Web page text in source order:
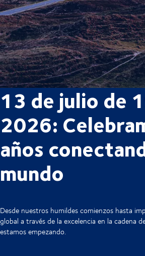
13 de julio de
2026:
años
mundo
Desde nuestros humildes comienzos hasta
global a través de la excelencia en la cadena
estamos empezando.